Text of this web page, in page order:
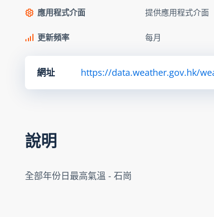
應用程式介面 提供應用程式介面
更新頻率 每月
網址 https://data.weather.gov.hk/
說明
全部年份日最高氣溫 - 石崗